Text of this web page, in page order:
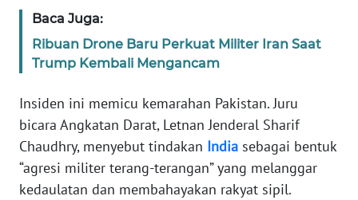
Baca Juga:
Ribuan Drone Baru Perkuat Militer Iran Saat
Trump Kembali Mengancam
Insiden ini memicu kemarahan Pakistan. Juru
bicara Angkatan Darat, Letnan Jenderal Sharif
Chaudhry, menyebut tindakan India sebagai bentuk
“agresi militer terang-terangan” yang melanggar
kedaulatan dan membahayakan rakyat sipil.
KAMI
MEDIA
SIBER
REDAKSI